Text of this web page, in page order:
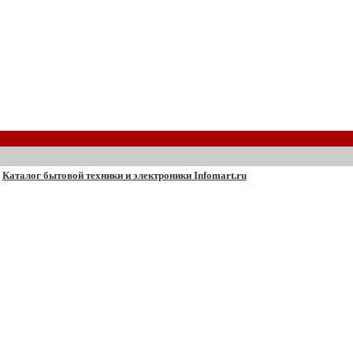
Каталог бытовой техники и электроники Infomart.ru